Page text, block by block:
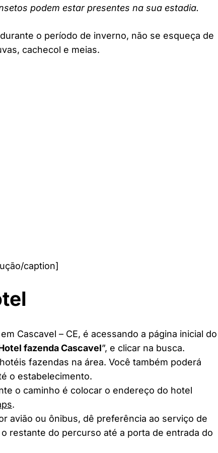
podem estar presentes na sua estadia.
o período de inverno, não se esqueça de
cachecol e meias.
caption]
Cascavel – CE, é acessando a página inicial do
fazenda Cascavel”, e clicar na busca.
fazendas na área. Você também poderá
o estabelecimento.
o caminho é colocar o endereço do hotel
.
avião ou ônibus, dê preferência ao serviço de
restante do percurso até a porta de entrada do